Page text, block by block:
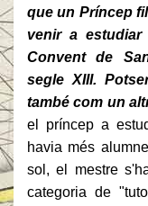
que un Príncep
venir a
Convent de
segle XIII.
també com un
el príncep a
havia més
sol, el mestre
categoria de